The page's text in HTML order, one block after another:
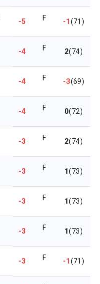
-5 F -1(71)
-4 F 2(74)
-4 F -3(69)
-4 F 0(72)
-3 F 2(74)
-3 F 1(73)
-3 F 1(73)
-3 F 1(73)
-3 F -1(71)